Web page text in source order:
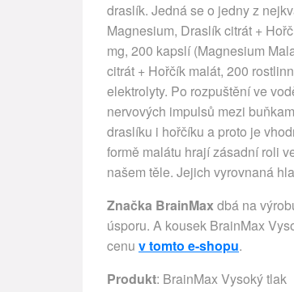
draslík. Jedná se o jedny z
Magnesium, Draslík citrát +
mg, 200 kapslí (Magnesium
citrát + Hořčík malát, 200
elektrolyty. Po rozpuštění ve
nervových impulsů mezi
draslíku i hořčíku a proto je
formě malátu hrají zásadní roli
našem těle. Jejich vyrovnaná
Značka BrainMaxdbá na
úsporu. A kousek BrainMax
cenu v tomto e-shopu.
Produkt: BrainMax Vysoký tlak